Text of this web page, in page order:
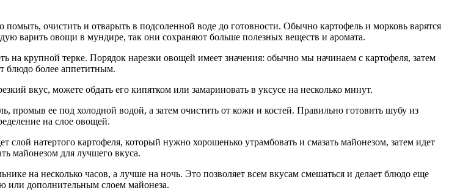
очистить и отварыть в подсоленной воде до готовности. Обычно картофель и морковь варятся
варить овощи в мундире, так они сохраняют больше полезных веществ и аромата.
на крупной терке. Порядок нарезки овощей имеет значения: обычно мы начинаем с картофеля, затем
блюдо более аппетитным.
вкус, можете обдать его кипятком или замариновать в уксусе на несколько минут.
ее под холодной водой, а затем очистить от кожи и костей. Правильно готовить шубу из
на слое овощей.
натертого картофеля, который нужно хорошенько утрамбовать и смазать майонезом, затем идет
майонезом для лучшего вкуса.
на несколько часов, а лучше на ночь. Это позволяет всем вкусам смешаться и делает блюдо еще
или дополнительным слоем майонеза.